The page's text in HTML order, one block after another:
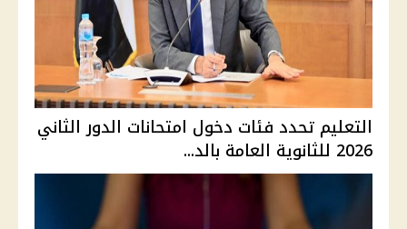
التعليم تحدد فئات دخول امتحانات الدور الثاني
2026 للثانوية العامة بالد...